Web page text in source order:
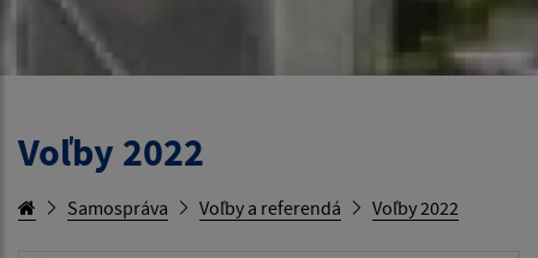
Voľby 2022
Samospráva Voľby a referendá Voľby 2022